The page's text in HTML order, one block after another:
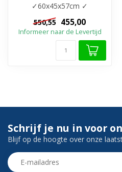
✓60x45x57cm ✓
Onderkast: Melamine ✓
Wastafel: Cast Marble...
550,55 455,00
Informeer naar de Levertijd
Schrijf je nu in voor
Blijf op de hoogte over onze